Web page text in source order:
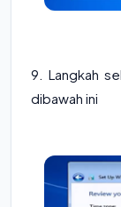
9. Langkah
dibawah ini